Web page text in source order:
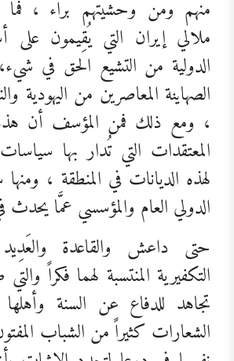
منهم ومن وحشيتهم براء ،
ملالي إيران التي يُقِيمون على
الدولية من التشيع الحق في شيء،
الصهاينة المعاصرين من اليهودية
، ومع ذلك فمن المؤسف أن
المعتقدات التي تُدار بها
لهذه الديانات في المنطقة ،
الدولي العام والمؤسسي عمَّا
حتى داعش والقاعدة
التكفيرية المنتسبة لهما فكراً
تجاهد للدفاع عن السنة
الشعارات كثيراً من الشباب